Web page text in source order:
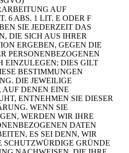
AUF
6 ABS. 1 LIT. E ODER F
SIE JEDERZEIT DAS
DIE SICH AUS IHRER
ERGEBEN, GEGEN DIE
PERSONENBEZOGENEN
EINZULEGEN; DIES GILT
BESTIMMUNGEN
DIE JEWEILIGE
DENEN EINE
ENTNEHMEN SIE DIESER
WENN SIE
WERDEN WIR IHRE
DATEN
ES SEI DENN, WIR
GRÜNDE